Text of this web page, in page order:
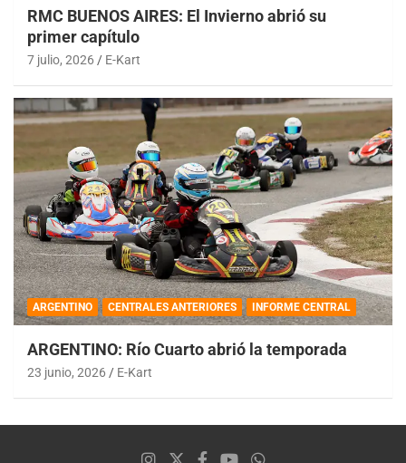
RMC BUENOS AIRES: El Invierno abrió su
primer capítulo
7 julio, 2026 E-Kart
ARGENTINO CENTRALES ANTERIORES INFORME CENTRAL
ARGENTINO: Río Cuarto abrió la temporada
23 junio, 2026 E-Kart